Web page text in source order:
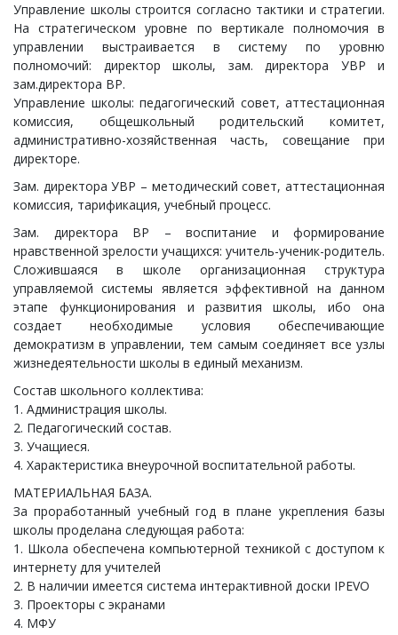
Управление школы строится согласно тактики и стратегии.
На стратегическом уровне по вертикале полномочия в
управлении выстраивается в систему по уровню
полномочий: директор школы, зам. директора УВР и
зам.директора ВР.
Управление школы: педагогический совет, аттестационная
комиссия, общешкольный родительский комитет,
административно-хозяйственная часть, совещание при
директоре.
Зам. директора УВР – методический совет, аттестационная
комиссия, тарификация, учебный процесс.
Зам. директора ВР – воспитание и формирование
нравственной зрелости учащихся: учитель-ученик-родитель.
Сложившаяся в школе организационная структура
управляемой системы является эффективной на данном
этапе функционирования и развития школы, ибо она
создает необходимые условия обеспечивающие
демократизм в управлении, тем самым соединяет все узлы
жизнедеятельности школы в единый механизм.
Состав школьного коллектива:
1. Администрация школы.
2. Педагогический состав.
3. Учащиеся.
4. Характеристика внеурочной воспитательной работы.
МАТЕРИАЛЬНАЯ БАЗА.
За проработанный учебный год в плане укрепления базы
школы проделана следующая работа:
1. Школа обеспечена компьютерной техникой с доступом к
интернету для учителей
2. В наличии имеется система интерактивной доски IPEVO
3. Проекторы с экранами
4. МФУ